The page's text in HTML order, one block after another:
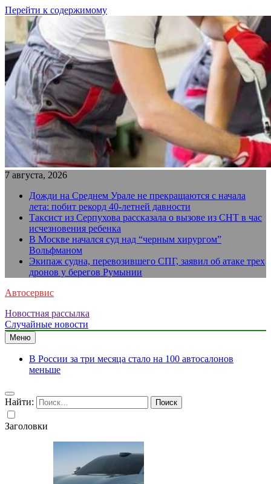
Перейти к содержимому
7 августа, 2026
Дожди на Среднем Урале не прекращаются с начала
лета: побит рекорд 40-летней давности
Таксист из Серпухова рассказала о вызове из СНТ в час
исчезновения ребенка
В Москве начался суд над “черным хирургом”
Вольфманом
Экипаж судна, перевозившего СПГ, заявил об атаке трех
дронов у берегов Румынии
Автосервис
Новостная рассылка
Случайные новости
Меню
В России за три месяца стало на 100 автосалонов
меньше
Найти:
Заголовки